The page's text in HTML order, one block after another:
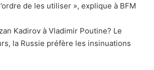
de les utiliser », explique à BFM
Kadirov à Vladimir Poutine? Le
la Russie préfère les insinuations